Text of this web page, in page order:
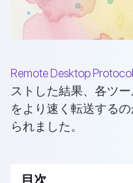
Remote Desktop
ストした結果、各ツ
をより速く転送する
られました。
目次